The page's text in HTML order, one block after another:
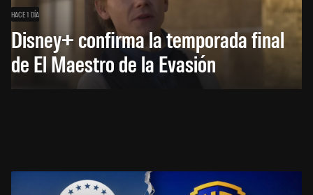
HACE 1 DÍA
Disney+ confirma la temporada final
de El Maestro de la Evasión